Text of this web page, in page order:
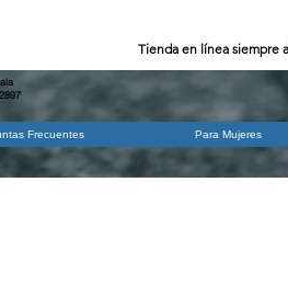
Tienda en línea siempre
Frecuentes Para Mujeres